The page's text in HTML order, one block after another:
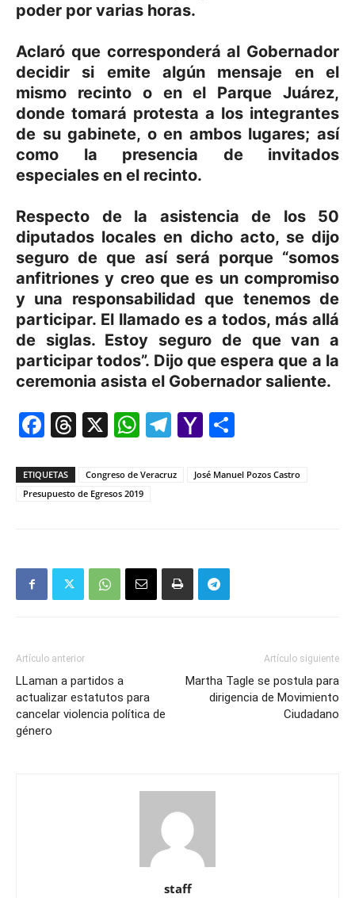
poder por varias horas.
Aclaró que corresponderá al Gobernador
decidir si emite algún mensaje en el
mismo recinto o en el Parque Juárez,
donde tomará protesta a los integrantes
de su gabinete, o en ambos lugares; así
como la presencia de invitados
especiales en el recinto.
Respecto de la asistencia de los 50
diputados locales en dicho acto, se dijo
seguro de que así será porque “somos
anfitriones y creo que es un compromiso
y una responsabilidad que tenemos de
participar. El llamado es a todos, más allá
de siglas. Estoy seguro de que van a
participar todos”. Dijo que espera que a la
ceremonia asista el Gobernador saliente.
Facebook
Threads
X WhatsApp
Telegram
Yahoo
ETIQUETAS Congreso de Veracruz
José Manuel Pozos Castro
Presupuesto de Egresos 2019
Artículo anterior
LLaman a partidos a
actualizar estatutos para
cancelar violencia política de
género
Artículo siguiente
Martha Tagle se postula para
dirigencia de Movimiento
Ciudadano
staff